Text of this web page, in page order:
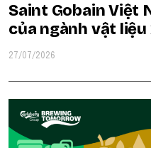
Saint Gobain Việt
của ngành vật
27/07/2026